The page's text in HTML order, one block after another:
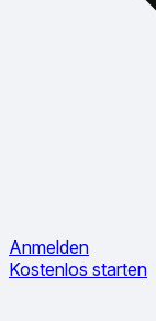
Anmelden
Kostenlos starten